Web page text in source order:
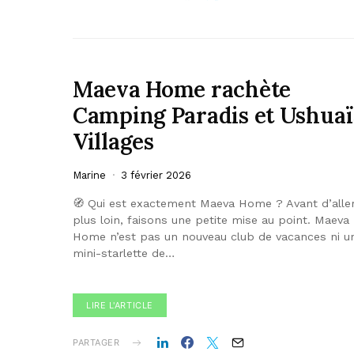
Maeva Home rachète
Camping Paradis et
Villages
Marine 3 février 2026
🧭 Qui est exactement Maeva Home ? Avant
plus loin, faisons une petite mise au point. Maeva
Home n’est pas un nouveau club de vacances ni
mini-starlette de…
LIRE L'ARTICLE
PARTAGER